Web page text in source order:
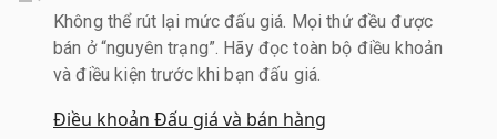
Không thể rút lại mức đấu giá. Mọi thứ đều được
bán ở “nguyên trạng”. Hãy đọc toàn bộ điều khoản
và điều kiện trước khi bạn đấu giá.
Điều khoản Đấu giá và bán hàng